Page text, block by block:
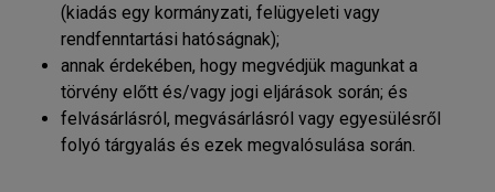
(kiadás egy kormányzati, felügyeleti vagy
rendfenntartási hatóságnak);
annak érdekében, hogy megvédjük magunkat a
törvény előtt és/vagy jogi eljárások során; és
felvásárlásról, megvásárlásról vagy egyesülésről
folyó tárgyalás és ezek megvalósulása során.